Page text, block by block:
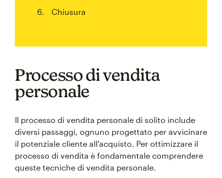
Chiusura
Processo di vendita
personale
Il processo di vendita personale di solito include
diversi passaggi, ognuno progettato per avvicinare
il potenziale cliente all'acquisto. Per ottimizzare il
processo di vendita è fondamentale comprendere
queste tecniche di vendita personale.